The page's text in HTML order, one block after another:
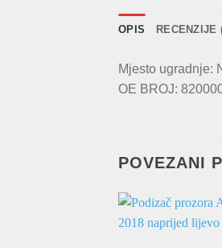
OPIS RECENZIJE
Mjesto ugradnje:
OE BROJ:
POVEZANI